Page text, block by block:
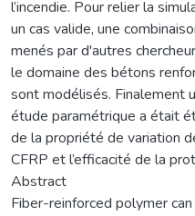
l’incendie. Pour relier la
un cas valide, une
menés par d'autres
le domaine des bétons
sont modélisés. Finalement
étude paramétrique a était
de la propriété de variation
CFRP et l’efficacité de la
Abstract
Fiber-reinforced polymer